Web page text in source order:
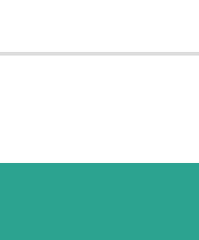
We offer support for our customers
Cybersteel Inc.